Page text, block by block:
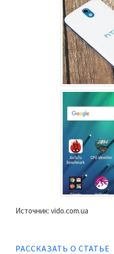
Источник: vido.com.ua
РАССКАЗАТЬ О СТАТЬЕ